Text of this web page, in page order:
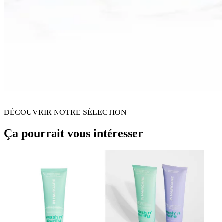
DÉCOUVRIR NOTRE SÉLECTION
Ça pourrait vous intéresser